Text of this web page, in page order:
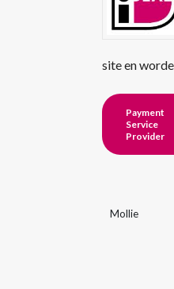
site en
Payment
Service
Provider
Mollie